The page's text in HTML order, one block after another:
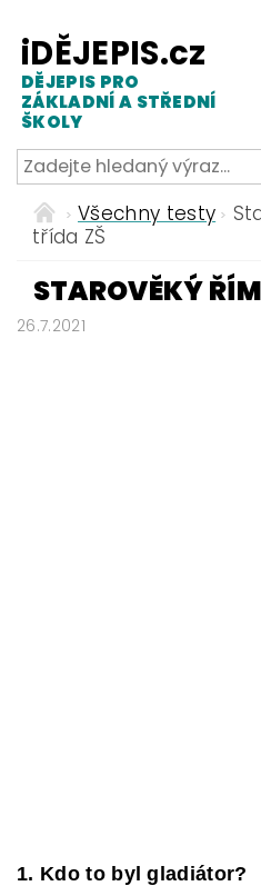
iDĚJEPIS.cz
DĚJEPIS PRO
ZÁKLADNÍ A STŘEDNÍ
ŠKOLY
Všechny testy
třída ZŠ
STAROVĚKÝ
26.7.2021
1. Kdo to byl gladiátor?